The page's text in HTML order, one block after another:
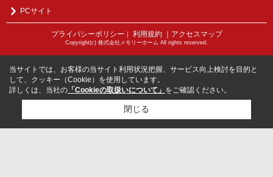
PCサイト
プライバシーポリシー 利用規約 ｜アクセスマップ
Copyright(c) 株式会社メモリーホーム All rights reserved.
当サイトでは、お客様の当サイト利用状況把握、サービス向上検討を目的と
して、クッキー（Cookie）を使用しています。
詳しくは、当社の 「Cookieの取扱いについて」 をご確認ください。
閉じる